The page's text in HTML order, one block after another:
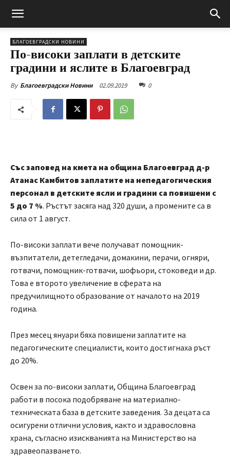
БЛАГОЕВГРАДСКИ НОВИНИ
По-високи заплати в детските
градини и яслите в Благоевград
By Благоевградски Новини 02.09.2019 0
Със заповед на кмета на община Благоевград д-р
Атанас Камбитов заплатите на непедагогическия
персонал в детските ясли и градини са повишени с
5 до 7 %. Ръстът засяга над 320 души, а промените са в
сила от 1 август.
По-високи заплати вече получават помощник-
възпитатели, детегледачи, домакини, перачи, огняри,
готвачи, помощник-готвачи, шофьори, стоковеди и др.
Това е второто увеличение в сферата на
предучилищното образование от началото на 2019
година.
През месец януари бяха повишени заплатите на
педагогическите специалисти, които достигнаха ръст
до 20%.
Освен за по-високи заплати, Община Благоевград
работи в посока подобряване на материално-
техническата база в детските заведения. За децата са
осигурени отлични условия, както и здравословна
храна, съгласно изискванията на Министерство на
здравеопазването.